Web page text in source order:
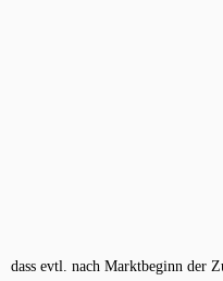
dass evtl. nach Marktbeginn der